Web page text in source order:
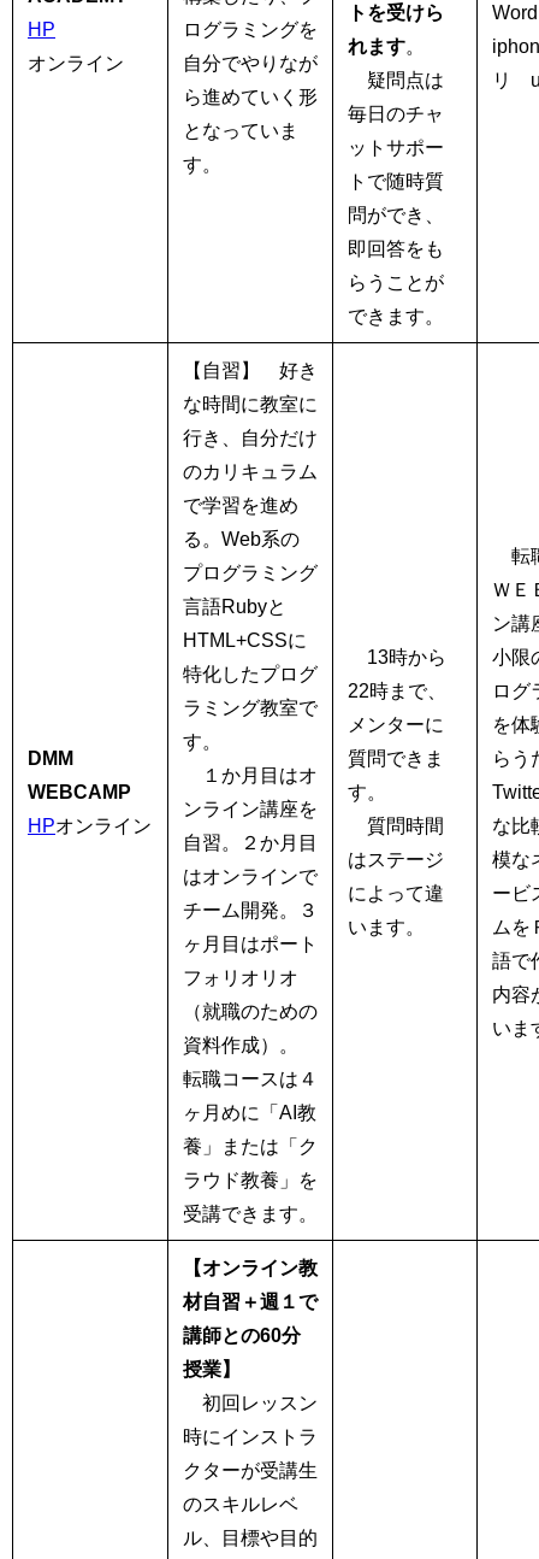
HP
オンライン
ログラミングを
自分でやりなが
ら進めていく形
となっていま
す。
トを受けら
れます。
疑問点は
毎日のチャ
ットサポー
トで随時質
問ができ、
即回答をも
らうことが
できます。
リ
DMM
WEBCAMP
HPオンライン
【自習】
好き
な時間に教室に
行き、自分だけ
のカリキュラム
で学習を進め
る。Web系の
プログラミング
言語Rubyと
HTML+CSSに
特化したプログ
ラミング教室で
す。
１か月目はオ
ンライン講座を
自習。２か月目
はオンラインで
チーム開発。３
ヶ月目はポート
フォリオリオ
（就職のための
資料作成）。
転職コースは４
ヶ月めに「AI教
養」または「ク
ラウド教養」を
受講できます。
13時から
22時まで、
メンターに
質問できま
す。
質問時間
はステージ
によって違
います。
転
ＷＥ
ン講
小限
ログ
を体
らう
な比
模な
ービ
ムを
語で
内容
いま
【オンライン教
材自習＋週１で
講師との60分
授業】
初回レッスン
時にインストラ
クターが受講生
のスキルレベ
ル、目標や目的